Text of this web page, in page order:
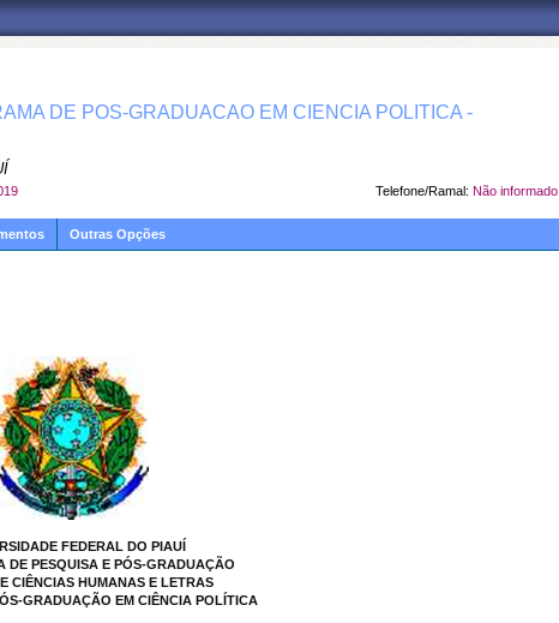
DE POS-GRADUACAO EM CIENCIA POLITICA -
Telefone/Ramal: Não informado
Outras Opções
FEDERAL DO PIAUÍ
DE PESQUISA E PÓS-GRADUAÇÃO
CIÊNCIAS HUMANAS E LETRAS
GRADUAÇÃO EM CIÊNCIA POLÍTICA